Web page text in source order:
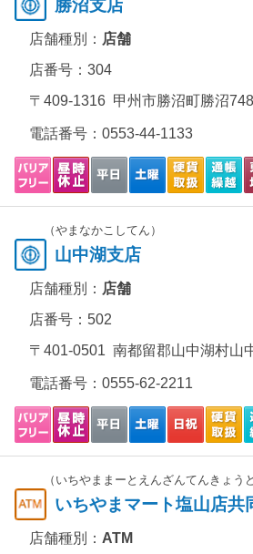
勝沼支店
店舗種別： 店舗
店番号：304
〒409-1316 甲州市勝沼町勝沼
電話番号： 0553-44-1133
（やまなかこしてん）
山中湖支店
店舗種別： 店舗
店番号：502
〒401-0501 南都留郡山中湖村山
電話番号： 0555-62-2211
（いちやままーとえんざんてんきょう
いちやまマート塩山店共
店舗種別： ATM